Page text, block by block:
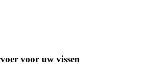
voor uw vissen